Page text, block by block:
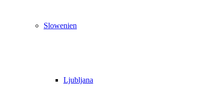
Slowenien
Ljubljana